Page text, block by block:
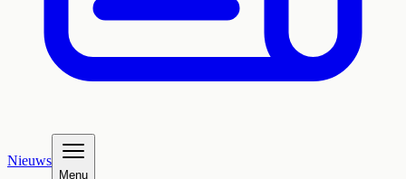
Nieuws
Menu